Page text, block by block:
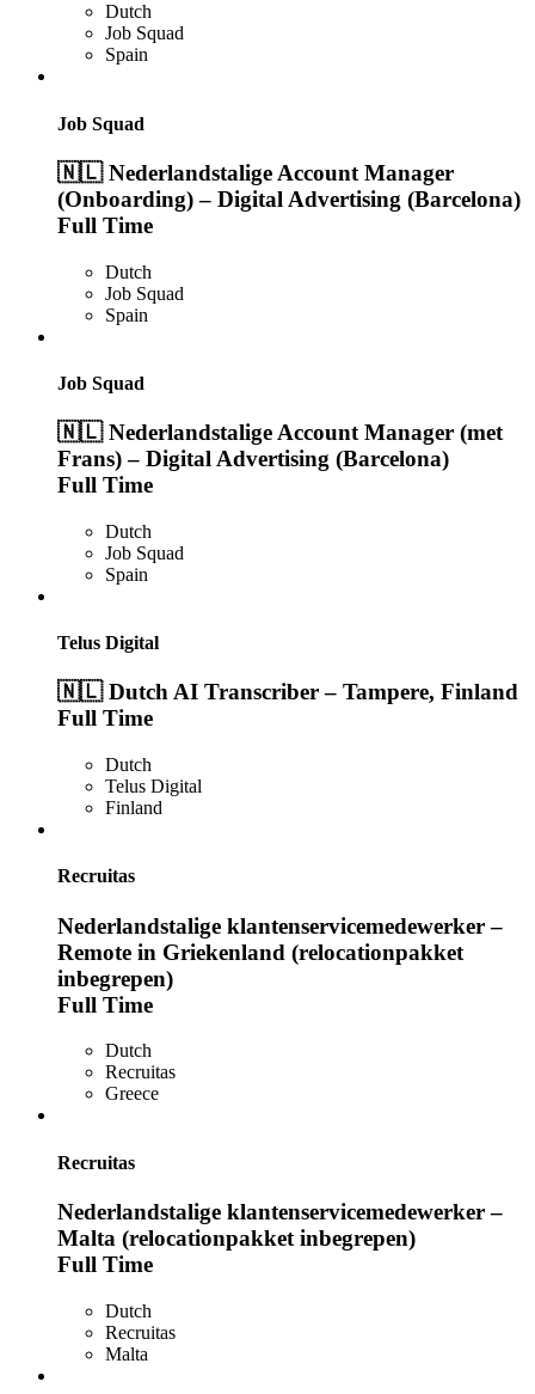
Dutch
Job Squad
Spain
Job Squad
🇳🇱 Nederlandstalige Account Manager
(Onboarding) – Digital Advertising (Barcelona)
Full Time
Dutch
Job Squad
Spain
Job Squad
🇳🇱 Nederlandstalige Account Manager (met
Frans) – Digital Advertising (Barcelona)
Full Time
Dutch
Job Squad
Spain
Telus Digital
🇳🇱 Dutch AI Transcriber – Tampere, Finland
Full Time
Dutch
Telus Digital
Finland
Recruitas
Nederlandstalige klantenservicemedewerker –
Remote in Griekenland (relocationpakket
inbegrepen)
Full Time
Dutch
Recruitas
Greece
Recruitas
Nederlandstalige klantenservicemedewerker –
Malta (relocationpakket inbegrepen)
Full Time
Dutch
Recruitas
Malta